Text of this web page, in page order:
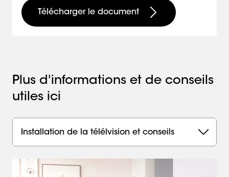
Télécharger le document
Plus d'informations et de conseils
utiles ici
Installation de la télélvision et conseils